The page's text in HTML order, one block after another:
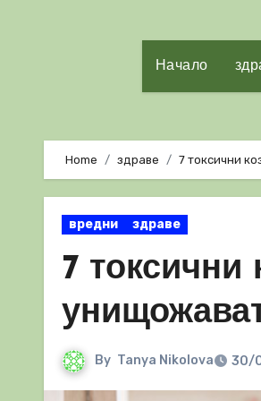
Начало
Home здраве 7 токсични
вредни здраве
7 токсични
By Tanya Nikolova 30/